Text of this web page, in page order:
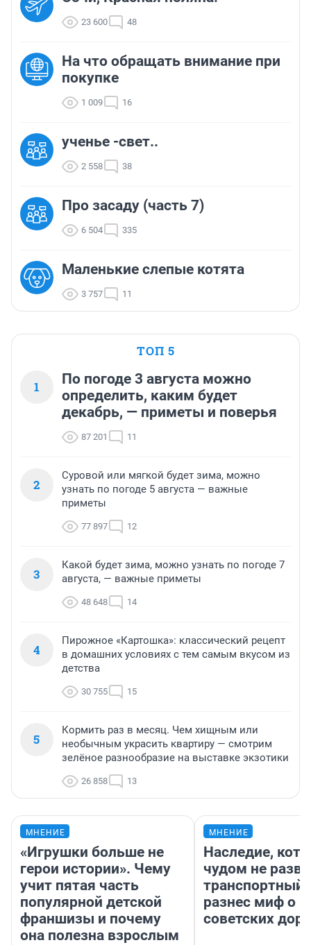
23 600 48
На что обращать внимание при
покупке
1 009 16
ученье -свет..
2 558 38
Про засаду (часть 7)
6 504 335
Маленькие слепые котята
3 757 11
ТОП 5
1
По погоде 3 августа можно
определить, каким будет
декабрь, — приметы и поверья
87 201 11
2
Суровой или мягкой будет зима, можно
узнать по погоде 5 августа — важные
приметы
77 897 12
3
Какой будет зима, можно узнать по погоде 7
августа, — важные приметы
48 648 14
4
Пирожное «Картошка»: классический рецепт
в домашних условиях с тем самым вкусом из
детства
30 755 15
5
Кормить раз в месяц. Чем хищным или
необычным украсить квартиру — смотрим
зелёное разнообразие на выставке экзотики
26 858 13
МНЕНИЕ
«Игрушки больше не
герои истории». Чему
учит пятая часть
популярной детской
франшизы и почему
она полезна взрослым
МНЕНИЕ
Наследие,
чудом не
транспортный
разнес миф о
советских